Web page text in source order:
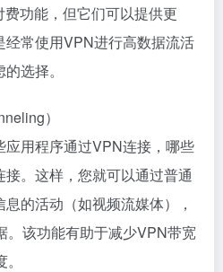
功能，但它们可以提供更
常使用VPN进行高数据流活
选择。
）
用程序通过VPN连接，哪些
。这样，您就可以通过普通
的活动（如视频流媒体），
。该功能有助于减少VPN带宽